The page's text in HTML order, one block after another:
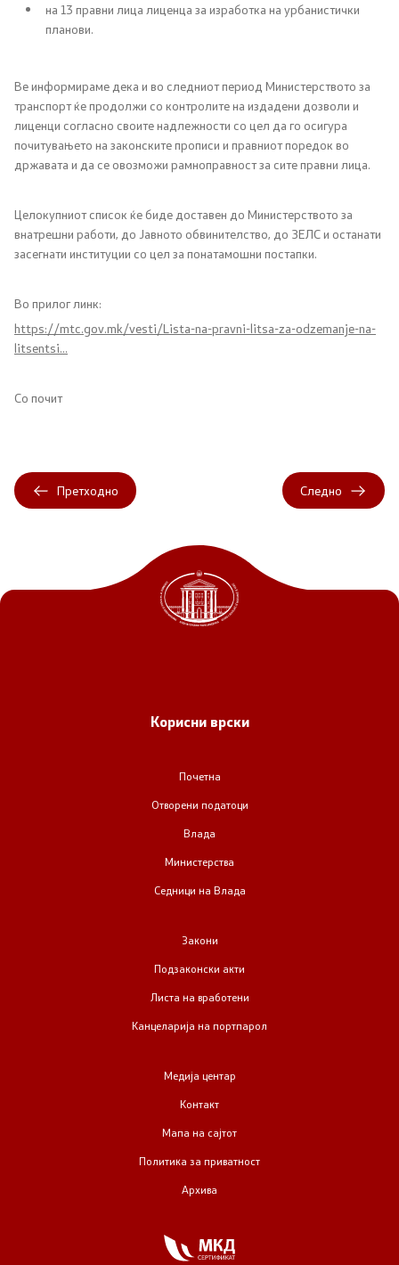
Антикорупција
Регулатива
Отворени податоци
Контакт
Контакт
Изјава за пристапност
на 13 правни лица лиценца за изработка на урбанистички
планови.
Ве информираме дека и во следниот период Министерството за
транспорт ќе продолжи со контролите на издадени дозволи и
лиценци согласно своите надлежности со цел да го осигура
почитувањето на законските прописи и правниот поредок во
државата и да се овозможи рамноправност за сите правни лица.
Целокупниот список ќе биде доставен до Министерството за
внатрешни работи, до Јавното обвинителство, до ЗЕЛС и останати
засегнати институции со цел за понатамошни постапки.
Во прилог линк:
https://mtc.gov.mk/vesti/Lista-na-pravni-litsa-za-odzemanje-na-
litsentsi...
Со почит
Претходно Следно
Корисни врски
Почетна
Отворени податоци
Влада
Министерства
Седници на Влада
Закони
Подзаконски акти
Листа на вработени
Канцеларија на портпарол
Медија центар
Контакт
Мапа на сајтот
Политика за приватност
Архива